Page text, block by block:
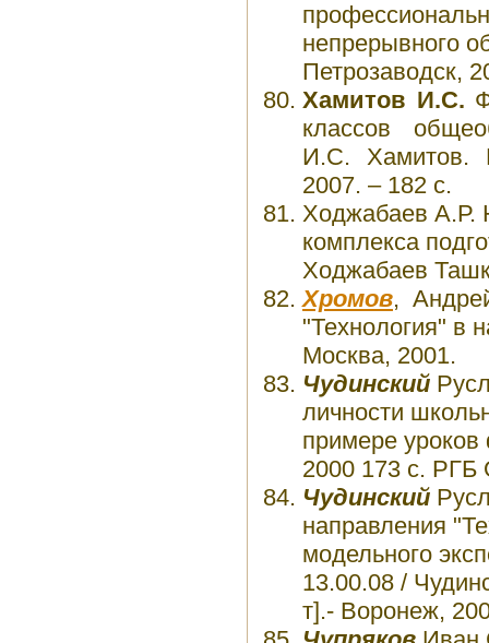
непрерывного
Петрозаводск,
Хамитов И.С.
классов
И.С. Хамитов.
2007. – 182 с.
Ходжабаев А.Р.
комплекса
Ходжабаев
Хромов,
"Технология" в
Москва, 2001.
Чудинский
личности
примере
2000 173 с. РГБ
Чудинский
направления
модельного
13.00.08 /
т].- Воронеж,